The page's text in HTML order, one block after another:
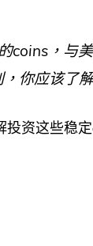
coins，与
你应该了
资这些稳